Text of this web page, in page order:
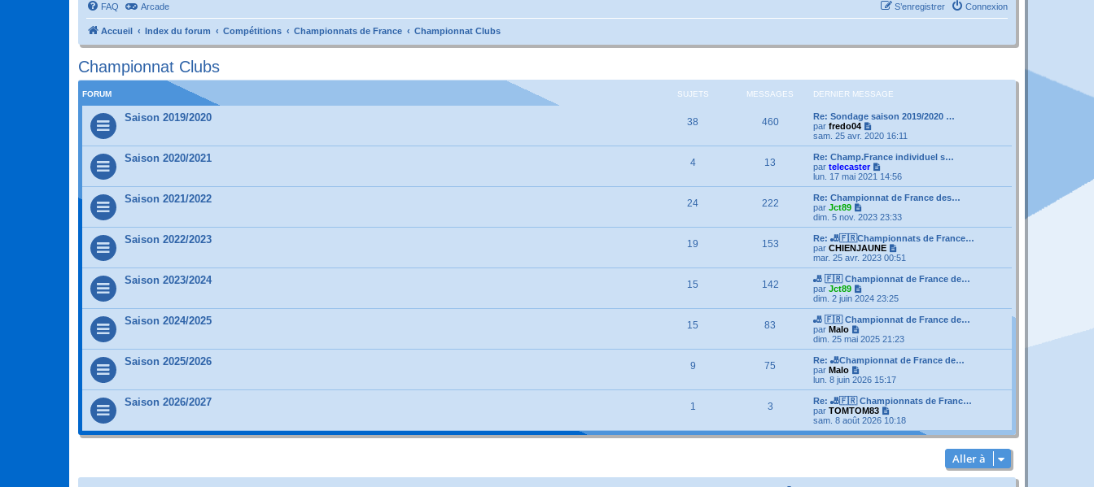
FAQ Arcade Connexion
S’enregistrer
Accueil Index du forum Compétitions Championnats de France Championnat Clubs
Championnat Clubs
FORUM SUJETS MESSAGES DERNIER MESSAGE
Saison 2019/2020 38 460
Re: Sondage saison 2019/2020 …
par fredo04
o
i
r
l
e
r
n
i
r
m
e
s
s
g
e
sam. 25 avr. 2020 16:11
Saison 2020/2021 4 13
Re: Champ.France individuel s…
par telecaster
o
i
r
e
r
n
r
e
s
s
g
e
lun. 17 mai 2021 14:56
Saison 2021/2022 24 222
Re: Championnat de France des…
par Jct89
o
i
r
l
e
r
n
i
r
e
s
s
g
e
dim. 5 nov. 2023 23:33
Saison 2022/2023 19 153
Re: 🎳🇫🇷Championnats de France…
par CHIENJAUNE
o
i
r
e
e
r
n
i
r
s
s
g
e
mar. 25 avr. 2023 00:51
Saison 2023/2024 15 142
🎳 🇫🇷 Championnat de France de…
par Jct89
o
i
r
e
r
n
i
r
m
e
s
dim. 2 juin 2024 23:25
Saison 2024/2025 15 83
🎳 🇫🇷 Championnat de France de…
par Malo
o
i
r
e
e
r
n
i
e
dim. 25 mai 2025 21:23
Saison 2025/2026 9 75
Re: 🎳Championnat de France de…
par Malo
o
i
r
l
e
e
e
lun. 8 juin 2026 15:17
Saison 2026/2027 1 3
Re: 🎳🇫🇷 Championnats de Franc…
par TOMTOM83
o
i
r
e
sam. 8 août 2026 10:18
Aller à